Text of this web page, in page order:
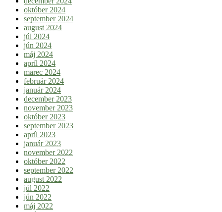
október 2024
september 2024
august 2024
júl 2024
jún 2024
máj 2024
apríl 2024
marec 2024
február 2024
január 2024
december 2023
november 2023
október 2023
september 2023
apríl 2023
január 2023
november 2022
október 2022
september 2022
august 2022
júl 2022
jún 2022
máj 2022